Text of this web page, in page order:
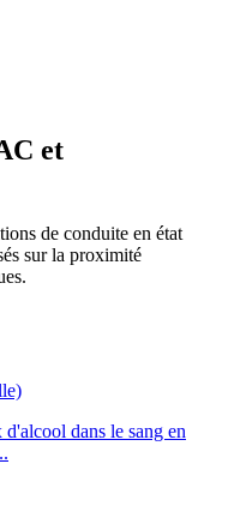
et
de conduite en état
sur la proximité
dans le sang en